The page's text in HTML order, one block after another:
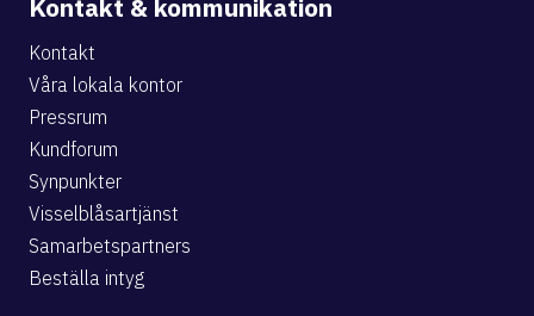
Kontakt & kommunikation
Kontakt
Våra lokala kontor
Pressrum
Kundforum
Synpunkter
Visselblåsartjänst
Samarbetspartners
Beställa intyg